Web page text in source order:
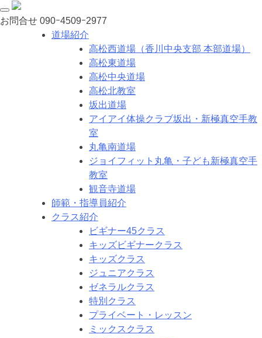
お問合せ 090ｰ4509ｰ2977
道場紹介
高松西道場（香川中央支部 本部道場）
高松東道場
高松中央道場
高松北教室
坂出道場
アイアイ体操クラブ坂出・新極真空手教
室
丸亀南道場
ジョイフィット丸亀・子ども新極真空手
教室
観音寺道場
師範・指導員紹介
クラス紹介
ビギナー45クラス
キッズビギナークラス
キッズクラス
ジュニアクラス
ゼネラルクラス
特別クラス
プライベート・レッスン
ミックスクラス